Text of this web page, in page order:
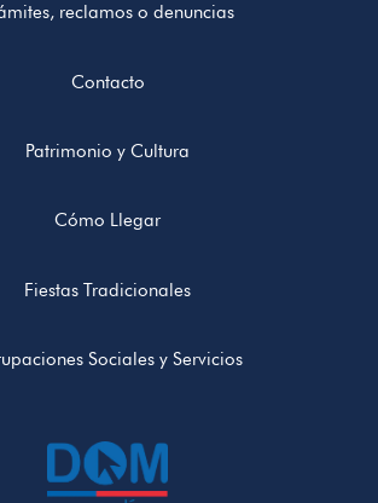
reclamos o denuncias
Contacto
Patrimonio y Cultura
Cómo Llegar
Fiestas Tradicionales
Sociales y Servicios